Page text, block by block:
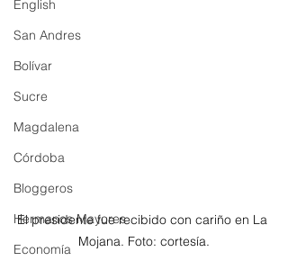
English
San Andres
Bolívar
Sucre
Magdalena
Córdoba
Bloggeros
Hermanos Mayores
Economía
El presidente fue recibido con cariño en La
Mojana. Foto: cortesía.